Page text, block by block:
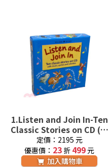
1.Listen and Join In-Ten
Classic Stories on CD (盒
裝10片CD) 廖彩杏老師推
薦
定價：2195 元
優惠價： 23 折 499元
加入購物車